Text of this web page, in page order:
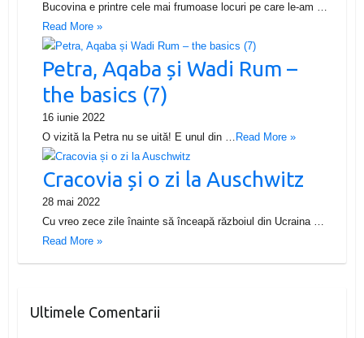
Bucovina e printre cele mai frumoase locuri pe care le-am …
Read More »
Petra, Aqaba și Wadi Rum –
the basics (7)
16 iunie 2022
O vizită la Petra nu se uită! E unul din … Read More »
Cracovia și o zi la Auschwitz
28 mai 2022
Cu vreo zece zile înainte să înceapă războiul din Ucraina …
Read More »
Ultimele Comentarii